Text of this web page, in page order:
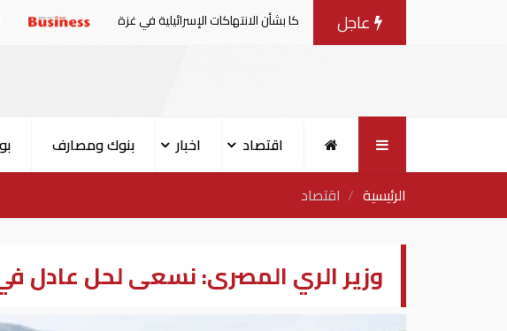
عاجل
يصدرون بيانا مشتركا بشأن الانتهاكات الإسرائيلية في غزة الإمارات:
اقتصاد اخبار بنوك ومصارف
الرئيسية
اقتصاد
وزير الري المصرى: نسعى لحل عادل